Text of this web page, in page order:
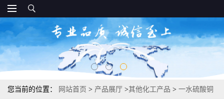
您当前的位置： 网站首页 > 产品展厅 >其他化工产品 > 一水硫酸铜